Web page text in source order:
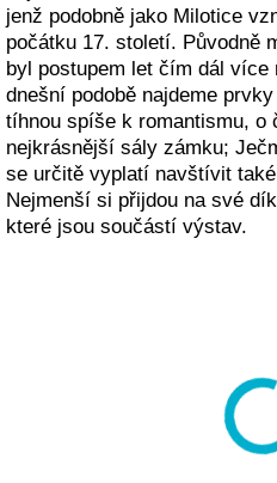
jenž podobně jako Milotice
počátku 17. století. Původně
byl postupem let čím dál
dnešní podobě najdeme
tíhnou spíše k romantismu, o
nejkrásnější sály zámku;
se určitě vyplatí navštívit
Nejmenší si přijdou na své
které jsou součástí výstav.